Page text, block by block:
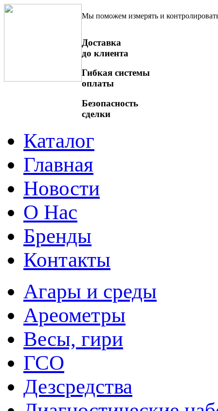
Мы поможем измерять и
Доставка
до клиента
Гибкая системы
оплаты
Безопасность
сделки
Каталог
Главная
Новости
О Нас
Бренды
Контакты
Агары и среды
Ареометры
Весы, гири
ГСО
Дезсредства